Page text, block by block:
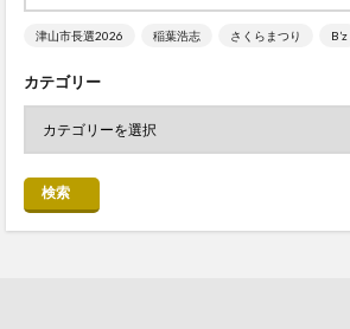
津山市長選2026 稲葉浩志 さくらまつり B’z
カテゴリー
検索